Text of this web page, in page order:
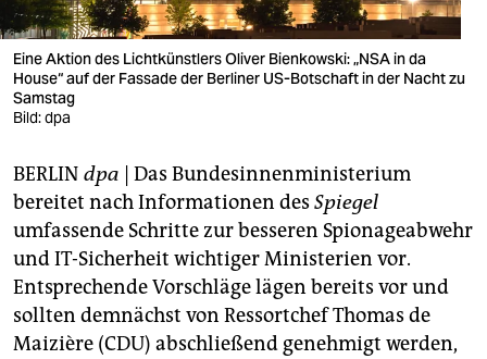
verlag
veranstaltungen
shop
unterstützen
abo
genossenschaft
epaper login
Eine Aktion des Lichtkünstlers Oliver Bienkowski: „NSA in da
House“ auf der Fassade der Berliner US-Botschaft in der Nacht zu
Samstag
Bild: dpa
BERLIN dpa | Das Bundesinnenministerium
bereitet nach Informationen des Spiegel
umfassende Schritte zur besseren Spionageabwehr
und IT-Sicherheit wichtiger Ministerien vor.
Entsprechende Vorschläge lägen bereits vor und
sollten demnächst von Ressortchef Thomas de
Maizière (CDU) abschließend genehmigt werden,